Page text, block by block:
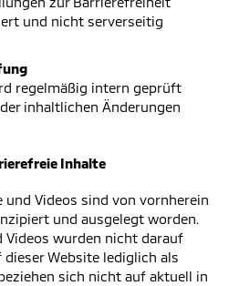
und nicht serverseitig
regelmäßig intern geprüft
inhaltlichen Änderungen
Inhalte
und Videos sind von vornherein
und ausgelegt worden.
Videos wurden nicht darauf
dieser Website lediglich als
sich nicht auf aktuell in